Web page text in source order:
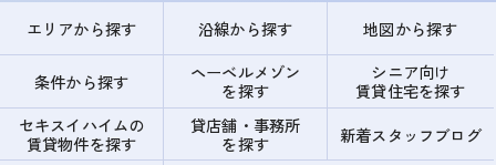
エリアから探す
沿線から探す 地図から探す
条件から探す
ヘーベルメゾン
を探す
シニア向け
賃貸住宅を探す
セキスイハイムの
賃貸物件を探す
貸店舗・事務所
を探す
新着スタッフブログ